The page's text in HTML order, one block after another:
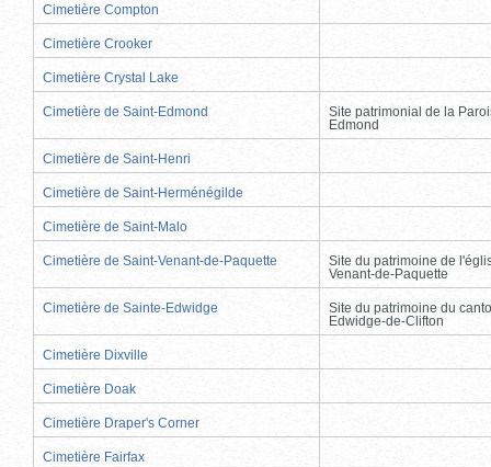
Cimetière Compton
Cimetière Crooker
Cimetière Crystal Lake
Cimetière de Saint-Edmond
Site patrimonial de la
Edmond
Cimetière de Saint-Henri
Cimetière de Saint-Herménégilde
Cimetière de Saint-Malo
Cimetière de Saint-Venant-de-Paquette
Site du patrimoine de
Venant-de-Paquette
Cimetière de Sainte-Edwidge
Site du patrimoine du
Edwidge-de-Clifton
Cimetière Dixville
Cimetière Doak
Cimetière Draper's Corner
Cimetière Fairfax